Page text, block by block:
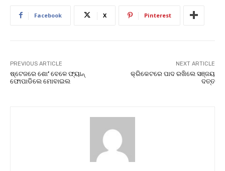
Facebook X Pinterest
PREVIOUS ARTICLE
ଷ୍ଟେଜରେ ଶୋ’ ବେଳେ ଫ୍ୟାନ୍
ଫୋପାଡିଲେ ମୋବାଇଲ
NEXT ARTICLE
କ୍ରିକେଟରେ ପାଦ ରଖିଲେ ସଞ୍ଜୟ
ଦତ୍ତ